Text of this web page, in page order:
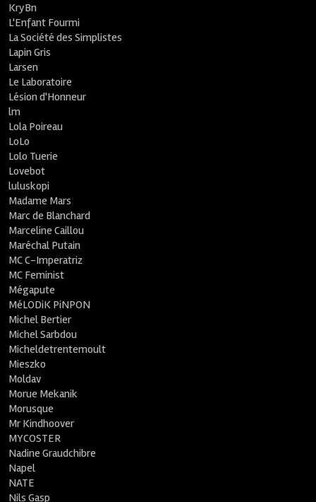
KryBn
L'Enfant Fourmi
La Société des Simplistes
Lapin Gris
Larsen
Le Laboratoire
Lésion d'Honneur
lm
Lola Poireau
LoLo
Lolo Tuerie
Lovebot
luluskopi
Madame Mars
Marc de Blanchard
Marceline Caillou
Maréchal Putain
MC C-Imperatriz
MC Feminist
Mégapute
MéLODiK PiNPON
Michel Bertier
Michel Sarbdou
Micheldetrentemoult
Mieszko
Moldav
Morue Mekanik
Morusque
Mr Kindhoover
MYCOSTER
Nadine Graudchibre
Napel
NATE
Nils Gasp